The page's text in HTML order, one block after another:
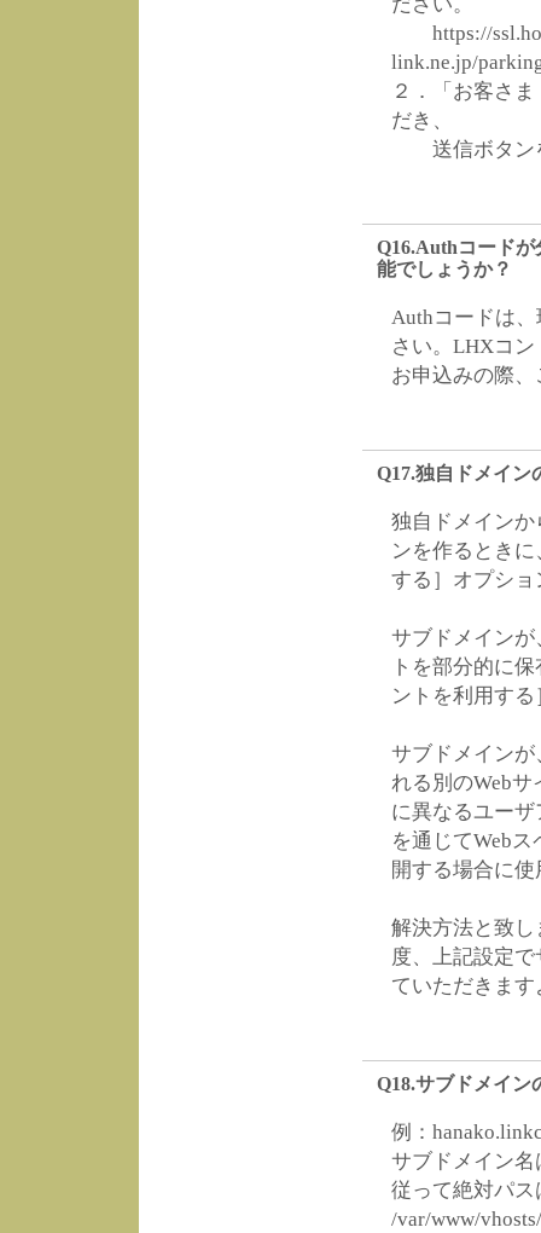
https://
link.ne.jp/
２．「お客さ
だき、
送信ボタン
Q16.Authコード
能でしょうか？
Authコードは
さい。LHXコ
お申込みの際
Q17.独自ドメイン
独自ドメイン
ンを作るとき
する］オプシ
サブドメイン
トを部分的に
ントを利用す
サブドメイン
れる別のWeb
に異なるユー
を通じてWeb
開する場合に
解決方法と致
度、上記設定
ていただきま
Q18.サブドメイン
例：
サブドメイン
従って絶対パス
/var/www/